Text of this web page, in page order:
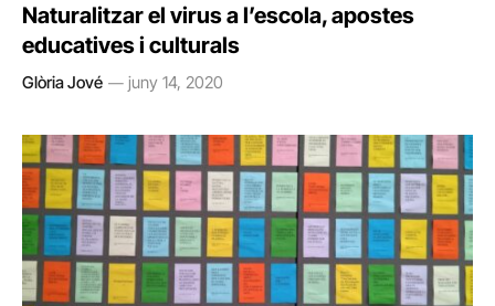
Naturalitzar el virus a l’escola, apostes
educatives i culturals
Glòria Jové juny 14, 2020